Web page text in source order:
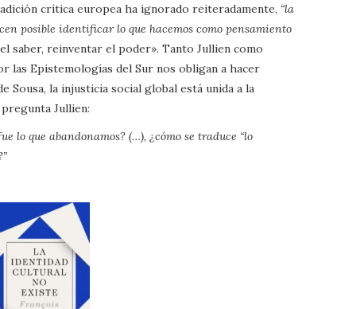
crítica europea ha ignorado reiteradamente, “la
posible identificar lo que hacemos como pensamiento
saber, reinventar el poder». Tanto Jullien como
las Epistemologías del Sur nos obligan a hacer
Sousa, la injusticia social global está unida a la
Jullien:
lo que abandonamos? (…), ¿cómo se traduce “lo